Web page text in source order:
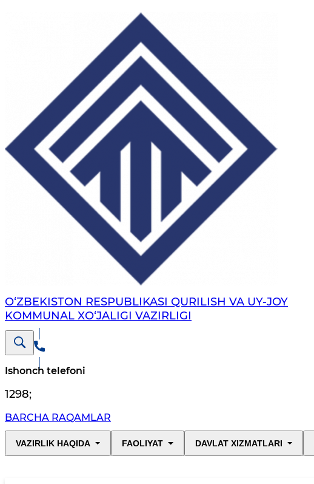
O‘ZBEKISTON RESPUBLIKASI QURILISH VA UY-JOY
KOMMUNAL XO‘JALIGI VAZIRLIGI
Ishonch telefoni
1298;
BARCHA RAQAMLAR
VAZIRLIK HAQIDA FAOLIYAT DAVLAT XIZMATLARI